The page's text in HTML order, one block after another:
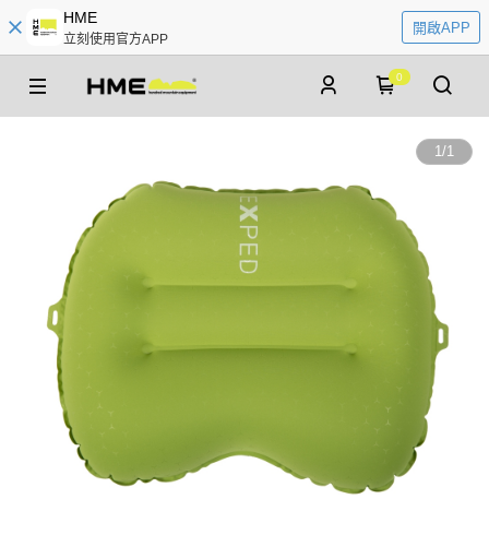
HME
立刻使用官方APP
開啟APP
0
1/1